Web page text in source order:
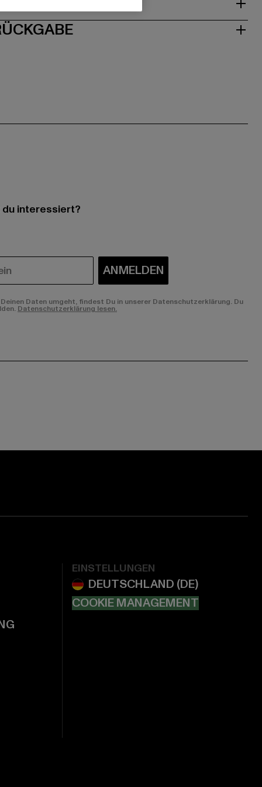
interessiert?
ANMELDEN
Daten umgeht, findest Du in unserer Datenschutzerklärung. Du
Datenschutzerklärung lesen.
EINSTELLUNGEN
COOKIE MANAGEMENT